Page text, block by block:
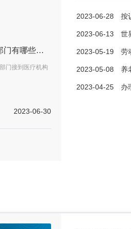
实践中医疗事故的鉴定部门有哪些？医疗事故赔偿有几步骤？ 时快讯
门接到医疗机构
2023-06-30
一、认股权证的认购期限一
2023-06-28 按认股
2023-06-13 世界新
2023-05-19 劳动争议
2023-05-08 养老保
2023-04-25 办理收